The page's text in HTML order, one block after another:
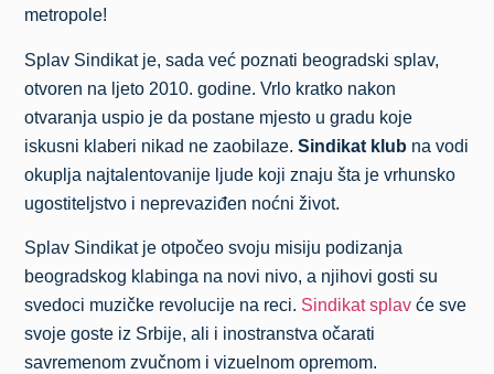
metropole!
Splav Sindikat je, sada već poznati beogradski splav,
otvoren na ljeto 2010. godine. Vrlo kratko nakon
otvaranja uspio je da postane mjesto u gradu koje
iskusni klaberi nikad ne zaobilaze.Sindikat klub na vodi
okuplja najtalentovanije ljude koji znaju šta je vrhunsko
ugostiteljstvo i neprevaziđen noćni život.
Splav Sindikat je otpočeo svoju misiju podizanja
beogradskog klabinga na novi nivo, a njihovi gosti su
svedoci muzičke revolucije na reci. Sindikat splav će sve
svoje goste iz Srbije, ali i inostranstva očarati
savremenom zvučnom i vizuelnom opremom.